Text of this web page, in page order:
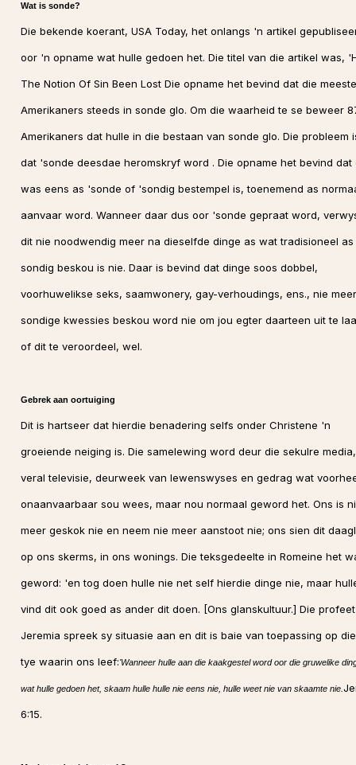
Wat is sonde?
Die bekende koerant, USA Today, het onlangs 'n artikel
oor 'n opname wat hulle gedoen het. Die titel van die artikel was,
The Notion Of Sin Been Lost Die opname het bevind dat die meeste
Amerikaners steeds in sonde glo. Om die waarheid te se beweer
Amerikaners dat hulle in die bestaan van sonde glo. Die probleem
dat 'sonde deesdae heromskryf word . Die opname het bevind dat
was eens as 'sonde of 'sondig bestempel is, toenemend as
aanvaar word. Wanneer daar dus oor 'sonde gepraat word,
dit nie noodwendig meer na dieselfde dinge as wat tradisioneel as
sondig beskou is nie. Daar is bevind dat dinge soos dobbel,
voorhuwelikse seks, saamwonery, gay-verhoudings, ens., nie
sondige kwessies beskou word nie om jou egter daarteen uit te
of dit te veroordeel, wel.
Gebrek aan oortuiging
Dit is hartseer dat hierdie benadering selfs onder Christene 'n
groeiende neiging is. Die samelewing word deur die sekulre media,
veral televisie, deurweek van lewenswyses en gedrag wat
onaanvaarbaar sou wees, maar nou normaal geword het. Ons is
meer geskok nie en neem nie meer aanstoot nie; ons sien dit
op ons skerms, in ons wonings. Die teksgedeelte in Romeine het
geword: 'en tog doen hulle nie net self hierdie dinge nie, maar
vind dit ook goed as ander dit doen. [Ons glanskultuur.] Die profeet
Jeremia spreek sy situasie aan en dit is baie van toepassing op die
tye waarin ons leef:'Wanneer hulle aan die kaakgestel word oor die gruwelike
wat hulle gedoen het, skaam hulle hulle nie eens nie, hulle weet nie van skaamte nie.
6:15.